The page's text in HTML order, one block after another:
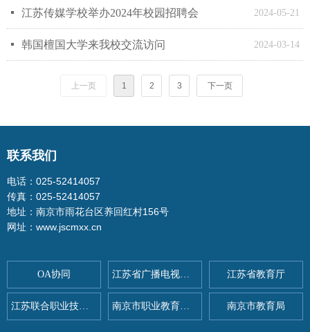
2024-05-21
넷 江苏传媒学校举办2024年校园招聘会
2024-03-14
넷 韩国檀国大学来我校交流访问
上一页 1 2 3 下一页
联系我们
电话：025-52414057
传真：025-52414057
地址：南京市雨花台区养回红村156号
网址：www.jscmxx.cn
OA协同 江苏省广播电视总台
江苏联合职业技术学院 南京市职业教育与社会教育
江苏省教育厅
南京市教育局